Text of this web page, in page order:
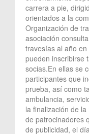
carrera a pie,
orientados a la
Organización de
asociación
travesías al año
pueden inscribirse
socias.En ellas se
participantes que
prueba, así como
ambulancia,
la finalización de
de patrocinadores
de publicidad, el